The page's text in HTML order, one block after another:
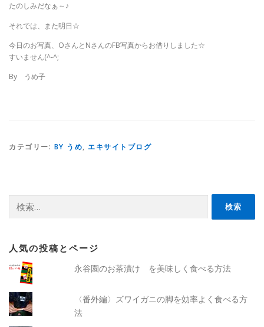
たのしみだなぁ～♪
それでは、また明日☆
今日のお写真、OさんとNさんのFB写真からお借りしました☆
すいません(^-^;
By うめ子
カテゴリー: BY うめ, エキサイトブログ
索:
人気の投稿とページ
永谷園のお茶漬け を美味しく食べる方法
〈番外編〉ズワイガニの脚を効率よく食べる方
法